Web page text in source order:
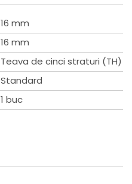
16 mm
16 mm
Teava de cinci straturi (TH)
Standard
1 buc